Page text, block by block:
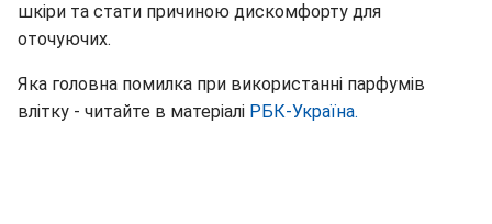
шкіри та стати причиною дискомфорту для
оточуючих.
Яка головна помилка при використанні парфумів
влітку - читайте в матеріалі РБК-Україна.